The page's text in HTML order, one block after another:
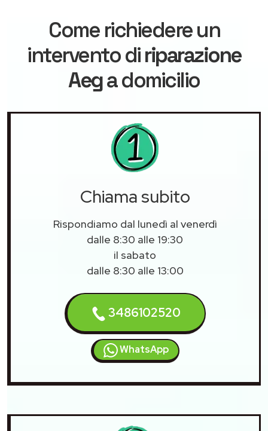
Come richiedere un
intervento diriparazione
Aega domicilio
Chiama subito
Rispondiamo dal lunedì al venerdì
dalle 8:30 alle 19:30
il sabato
dalle 8:30 alle 13:00
3486102520
WhatsApp